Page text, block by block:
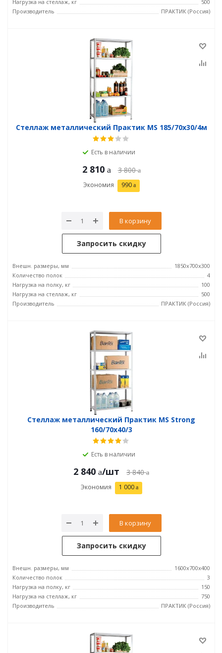
Нагрузка на стеллаж, кг
500
Производитель
ПРАКТИК (Россия)
Стеллаж металлический Практик MS 185/70х30/4м
Есть в наличии
2 810 3 800
Экономия 990
В корзину
Запросить скидку
Внешн. размеры, мм
1850x700x300
Количество полок
4
Нагрузка на полку, кг
100
Нагрузка на стеллаж, кг
500
Производитель
ПРАКТИК (Россия)
Стеллаж металлический Практик MS Strong
160/70x40/3
Есть в наличии
2 840 /шт 3 840
Экономия 1 000
В корзину
Запросить скидку
Внешн. размеры, мм
1600x700x400
Количество полок
3
Нагрузка на полку, кг
150
Нагрузка на стеллаж, кг
750
Производитель
ПРАКТИК (Россия)